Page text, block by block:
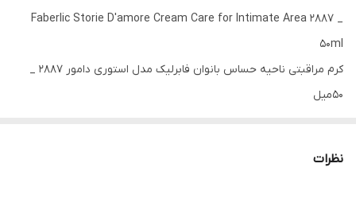
Faberlic Storie D'amore Cream Care for Intimate Area 2887 _
50ml
کرم مراقبتی ناحیه حساس بانوان فابرلیک مدل استوری دامور 2887 _
50میل
✨مجموعه‌ای از محصولات تقویت‌کننده قوای جنسی برای بهداشت ناحیه
نظرات